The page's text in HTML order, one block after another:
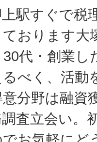
駅すぐで税
おります大
30代・創業し
べく、活動
意分野は融資
査立会い。